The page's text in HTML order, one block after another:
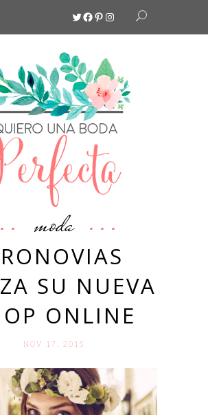
Twitter
Facebook
Pinterest
Instagram
moda
SU NUEVA
ONLINE
NOV 17. 2015